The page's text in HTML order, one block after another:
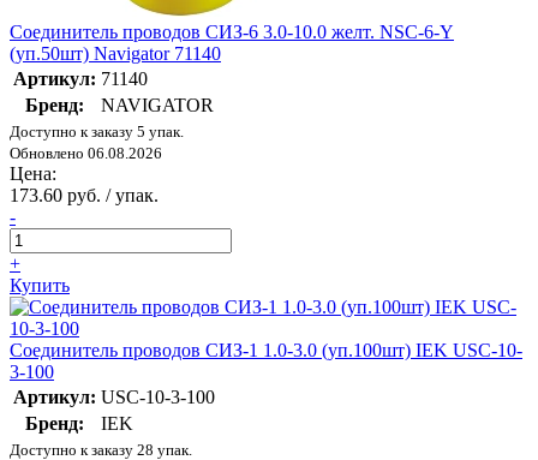
Соединитель проводов СИЗ-6 3.0-10.0 желт. NSC-6-Y
(уп.50шт) Navigator 71140
Артикул: 71140
Бренд:
NAVIGATOR
Доступно к заказу 5 упак.
Обновлено 06.08.2026
Цена:
173.60 руб. / упак.
-
+
Купить
Соединитель проводов СИЗ-1 1.0-3.0 (уп.100шт) IEK USC-10-
3-100
Артикул: USC-10-3-100
Бренд:
IEK
Доступно к заказу 28 упак.